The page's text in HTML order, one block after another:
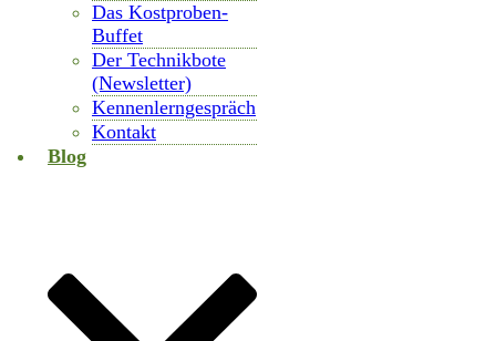
Das Kostproben-
Buffet
Der Technikbote
(Newsletter)
Kennenlerngespräch
Kontakt
Blog